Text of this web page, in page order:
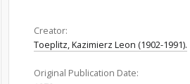
Creator:
Toeplitz, Kazimierz Leon (1902-1991).
Original Publication Date: